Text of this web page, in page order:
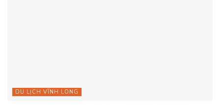
DU LỊCH VĨNH LONG